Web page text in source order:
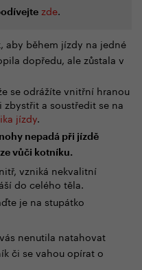
zde.
aby během jízdy na jedné
dopředu, ale zůstala v
se odrážíte vnitřní hranou
a soustředit se na
jízdy.
nepadá při jízdě
vůči kotníku.
vzniká nekvalitní
do celého těla.
je na stupátko
nenutila natahovat
či se vahou opírat o